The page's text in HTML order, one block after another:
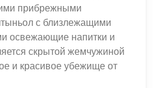
прибрежными
с близлежащими
освежающие напитки и
скрытой жемчужиной
и красивое убежище от